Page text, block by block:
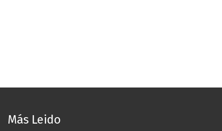
Más Leido